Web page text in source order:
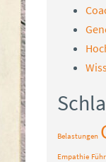
Belastungen
Empathie